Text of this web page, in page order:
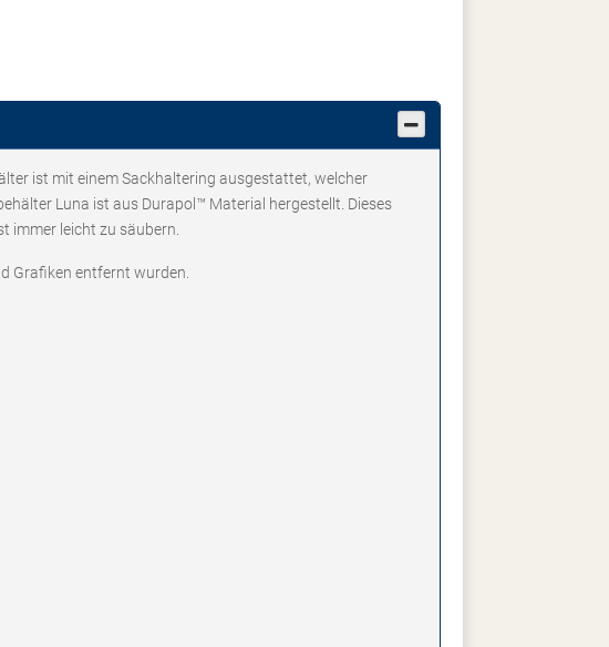
ist mit einem Sackhaltering ausgestattet, welcher
Luna ist aus Durapol™ Material hergestellt. Dieses
immer leicht zu säubern.
Grafiken entfernt wurden.